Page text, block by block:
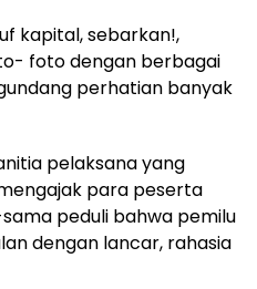
kapital, sebarkan!,
foto dengan berbagai
perhatian banyak
pelaksana yang
para peserta
peduli bahwa pemilu
dengan lancar, rahasia